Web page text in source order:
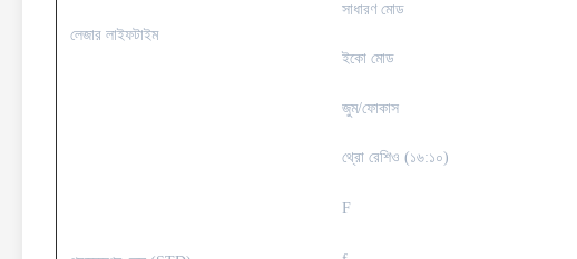
লেজার লাইফটাইম
সাধারণ মোড
ইকো মোড
জুম/ফোকাস
থ্রো রেশিও (১৬:১০)
F